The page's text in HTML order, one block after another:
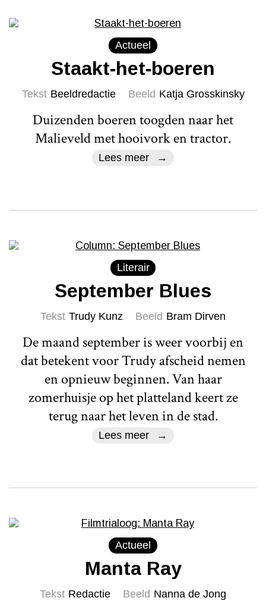
Actueel
Staakt-het-boeren
Tekst Beeldredactie Beeld Katja Grosskinsky
Duizenden boeren toogden naar het
Malieveld met hooivork en tractor.
Lees meer
Literair
September Blues
Tekst Trudy Kunz Beeld Bram Dirven
De maand september is weer voorbij en
dat betekent voor Trudy afscheid nemen
en opnieuw beginnen. Van haar
zomerhuisje op het platteland keert ze
terug naar het leven in de stad.
Lees meer
Actueel
Manta Ray
Tekst Redactie Beeld Nanna de Jong